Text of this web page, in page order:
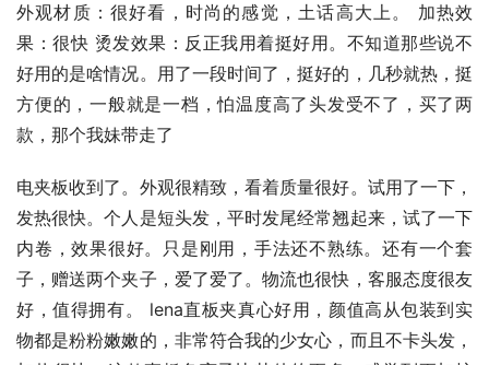
外观材质：很好看，时尚的感觉，土话高大上。 加热效
果：很快 烫发效果：反正我用着挺好用。不知道那些说不
好用的是啥情况。用了一段时间了，挺好的，几秒就热，挺
方便的，一般就是一档，怕温度高了头发受不了，买了两
款，那个我妹带走了
电夹板收到了。外观很精致，看着质量很好。试用了一下，
发热很快。个人是短头发，平时发尾经常翘起来，试了一下
内卷，效果很好。只是刚用，手法还不熟练。还有一个套
子，赠送两个夹子，爱了爱了。物流也很快，客服态度很友
好，值得拥有。 lena直板夹真心好用，颜值高从包装到实
物都是粉粉嫩嫩的，非常符合我的少女心，而且不卡头发，